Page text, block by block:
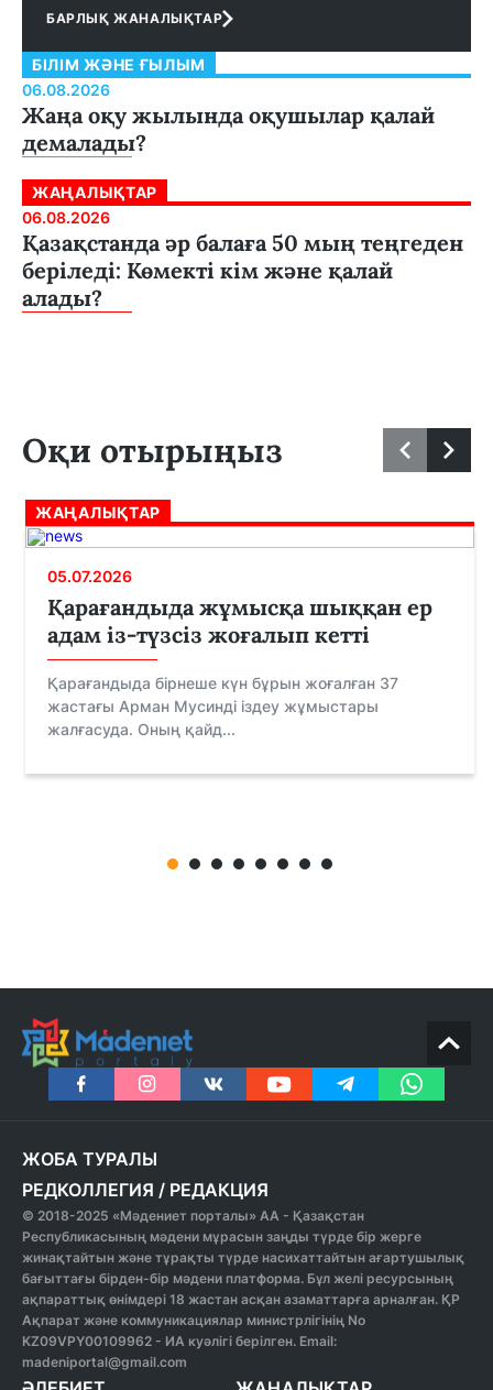
БАРЛЫҚ ЖАНАЛЫҚТАР
БІЛІМ ЖӘНЕ ҒЫЛЫМ
06.08.2026
Жаңа оқу жылында оқушылар қалай
демалады?
ЖАҢАЛЫҚТАР
06.08.2026
Қазақстанда әр балаға 50 мың теңгеден
беріледі: Көмекті кім және қалай
алады?
Оқи отырыңыз
ЖАҢАЛЫҚТАР
05.07.2026
Қарағандыда жұмысқа шыққан ер
адам із-түзсіз жоғалып кетті
Қарағандыда бірнеше күн бұрын жоғалған 37
жастағы Арман Мусинді іздеу жұмыстары
жалғасуда. Оның қайд...
ЖОБА ТУРАЛЫ
РЕДКОЛЛЕГИЯ / РЕДАКЦИЯ
© 2018-2025 «Мәдениет порталы» АА - Қазақстан
Республикасының мәдени мұрасын заңды түрде бір жерге
жинақтайтын және тұрақты түрде насихаттайтын ағартушылық
бағыттағы бірден-бір мәдени платформа. Бұл желі ресурсының
ақпараттық өнімдері 18 жастан асқан азаматтарға арналған. ҚР
Ақпарат және коммуникациялар министрлігінің No
KZ09VPY00109962 - ИА куәлігі берілген. Email:
madeniportal@gmail.com